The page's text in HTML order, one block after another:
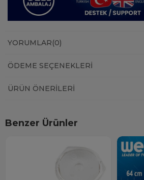
YORUMLAR(0)
ÖDEME SEÇENEKLERI
ÜRÜN ÖNERILERI
Benzer Ürünler